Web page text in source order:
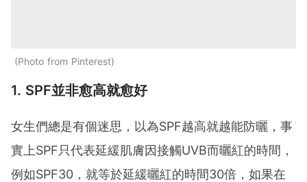
Photo from Pinterest
1. SPF並非愈高就愈好
女生們總是有個迷思，以為SPF越高就越能防曬，事
實上SPF只代表延緩肌膚因接觸UVB而曬紅的時間，
例如SPF30，就等於延緩曬紅的時間30倍，如果在